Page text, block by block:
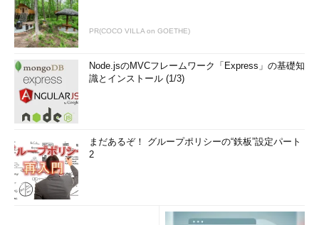
PR(COCO VILLA on GOETHE)
Node.jsのMVCフレームワーク「Express」の基礎知
識とインストール (1/3)
まだあるぞ！ グループポリシーの“鉄板”設定パート
2